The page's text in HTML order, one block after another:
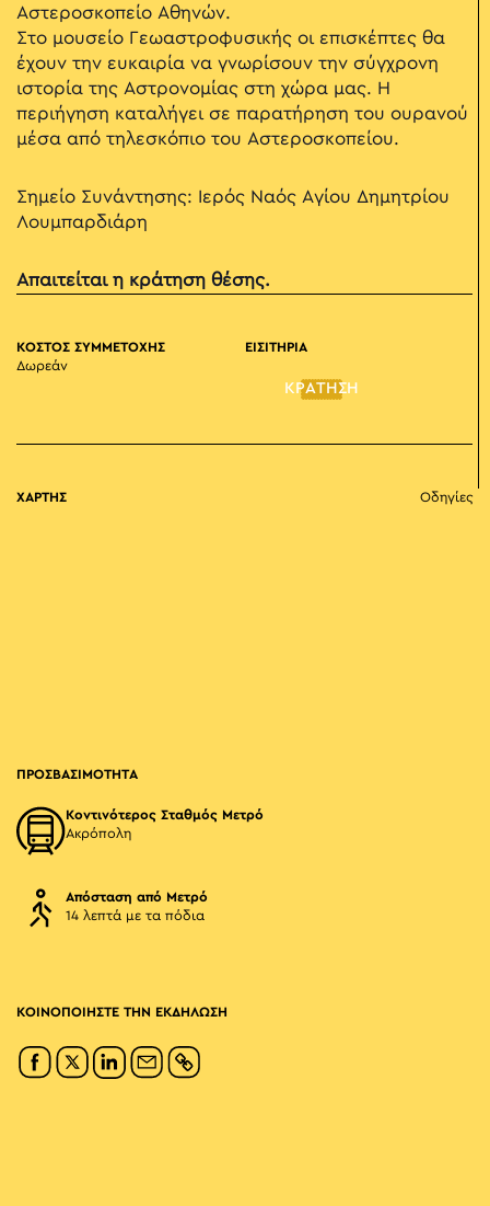
Αστεροσκοπείο Αθηνών.
Στο μουσείο Γεωαστροφυσικής οι επισκέπτες θα
έχουν την ευκαιρία να γνωρίσουν την σύγχρονη
ιστορία της Αστρονομίας στη χώρα μας. Η
περιήγηση καταλήγει σε παρατήρηση του ουρανού
μέσα από τηλεσκόπιο του Αστεροσκοπείου.
Σημείο Συνάντησης: Ιερός Ναός Αγίου Δημητρίου
Λουμπαρδιάρη
Απαιτείται η κράτηση θέσης.
ΚΟΣΤΟΣ ΣΥΜΜΕΤΟΧΗΣ
Δωρεάν
ΕΙΣΙΤΗΡΙΑ
ΚΡΑΤΗΣΗ
ΧΑΡΤΗΣ Οδηγίες
ΠΡΟΣΒΑΣΙΜΟΤΗΤΑ
Κοντινότερος Σταθμός Μετρό
Ακρόπολη
Απόσταση από Μετρό
14 λεπτά με τα πόδια
ΚΟΙΝΟΠΟΙΗΣΤΕ ΤΗΝ ΕΚΔΗΛΩΣΗ